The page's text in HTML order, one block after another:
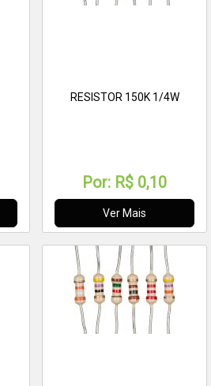
RESISTOR 150K 1/4W
Por: R$ 0,10
Ver Mais